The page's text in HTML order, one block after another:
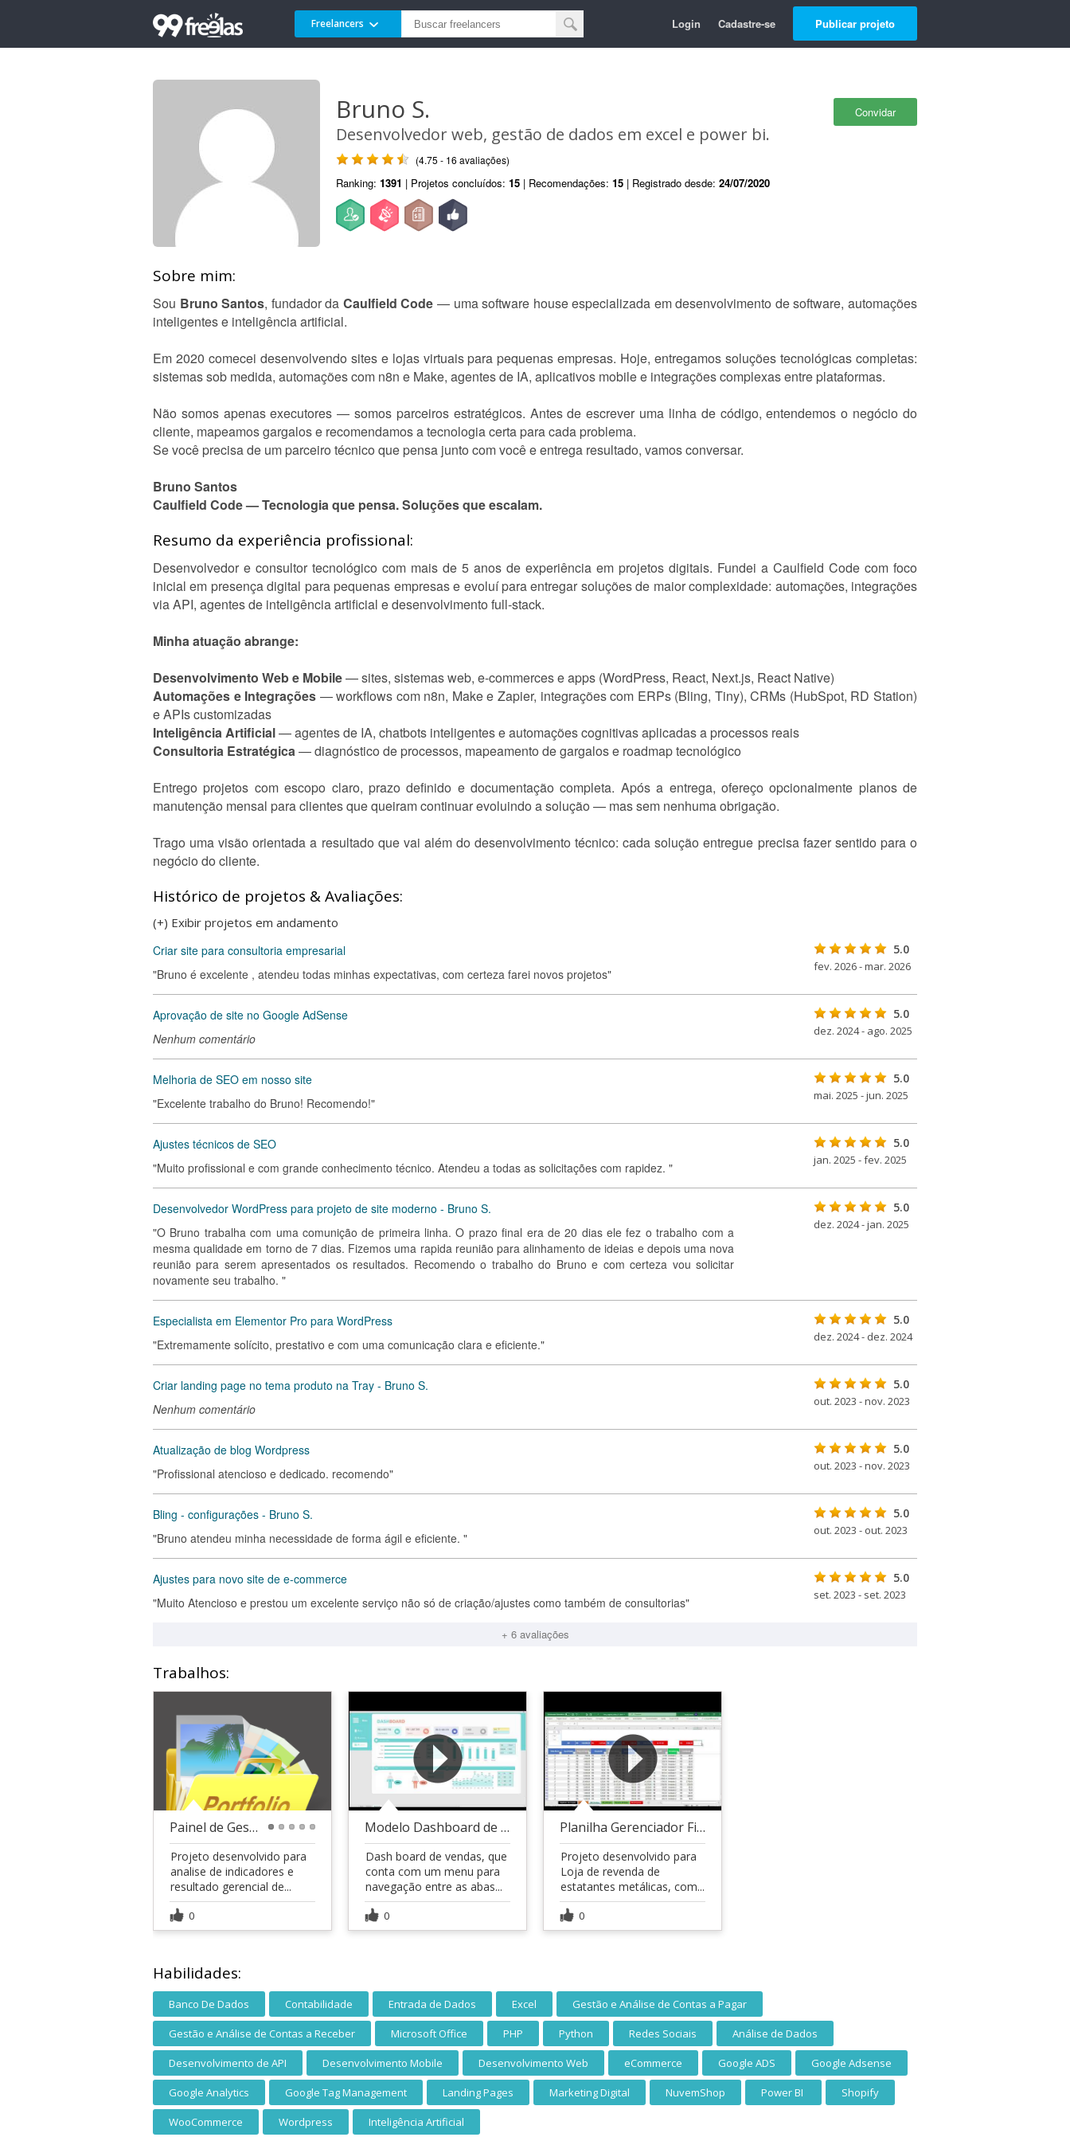
Freelancers Login Cadastre-se Publicar projeto
Convidar
Bruno S.
Desenvolvedor web, gestão de dados em excel e power bi.
(4.75 - 16 avaliações)
Ranking: 1391 | Projetos concluídos: 15 | Recomendações: 15 | Registrado desde: 24/07/2020
Sobre mim:
Sou Bruno Santos, fundador da Caulfield Code — uma software house especializada em desenvolvimento de software, automações
inteligentes e inteligência artificial.
Em 2020 comecei desenvolvendo sites e lojas virtuais para pequenas empresas. Hoje, entregamos soluções tecnológicas completas:
sistemas sob medida, automações com n8n e Make, agentes de IA, aplicativos mobile e integrações complexas entre plataformas.
Não somos apenas executores — somos parceiros estratégicos. Antes de escrever uma linha de código, entendemos o negócio do
cliente, mapeamos gargalos e recomendamos a tecnologia certa para cada problema.
Se você precisa de um parceiro técnico que pensa junto com você e entrega resultado, vamos conversar.
Bruno Santos
Caulfield Code — Tecnologia que pensa. Soluções que escalam.
Resumo da experiência profissional:
Desenvolvedor e consultor tecnológico com mais de 5 anos de experiência em projetos digitais. Fundei a Caulfield Code com foco
inicial em presença digital para pequenas empresas e evoluí para entregar soluções de maior complexidade: automações, integrações
via API, agentes de inteligência artificial e desenvolvimento full-stack.
Minha atuação abrange:
Desenvolvimento Web e Mobile— sites, sistemas web, e-commerces e apps (WordPress, React, Next.js, React Native)
Automações e Integrações — workflows com n8n, Make e Zapier, integrações com ERPs (Bling, Tiny), CRMs (HubSpot, RD Station)
e APIs customizadas
Inteligência Artificial— agentes de IA, chatbots inteligentes e automações cognitivas aplicadas a processos reais
Consultoria Estratégica— diagnóstico de processos, mapeamento de gargalos e roadmap tecnológico
Entrego projetos com escopo claro, prazo definido e documentação completa. Após a entrega, ofereço opcionalmente planos de
manutenção mensal para clientes que queiram continuar evoluindo a solução — mas sem nenhuma obrigação.
Trago uma visão orientada a resultado que vai além do desenvolvimento técnico: cada solução entregue precisa fazer sentido para o
negócio do cliente.
Histórico de projetos & Avaliações:
(+) Exibir projetos em andamento
Criar site para consultoria empresarial
"Bruno é excelente , atendeu todas minhas expectativas, com certeza farei novos projetos"
5.0
fev. 2026 - mar. 2026
Aprovação de site no Google AdSense
Nenhum comentário
5.0
dez. 2024 - ago. 2025
Melhoria de SEO em nosso site
"Excelente trabalho do Bruno! Recomendo!"
5.0
mai. 2025 - jun. 2025
Ajustes técnicos de SEO
"Muito profissional e com grande conhecimento técnico. Atendeu a todas as solicitações com rapidez. "
5.0
jan. 2025 - fev. 2025
Desenvolvedor WordPress para projeto de site moderno - Bruno S.
"O Bruno trabalha com uma comunição de primeira linha. O prazo final era de 20 dias ele fez o trabalho com a
mesma qualidade em torno de 7 dias. Fizemos uma rapida reunião para alinhamento de ideias e depois uma nova
reunião para serem apresentados os resultados. Recomendo o trabalho do Bruno e com certeza vou solicitar
novamente seu trabalho. "
5.0
dez. 2024 - jan. 2025
Especialista em Elementor Pro para WordPress
"Extremamente solícito, prestativo e com uma comunicação clara e eficiente."
5.0
dez. 2024 - dez. 2024
Criar landing page no tema produto na Tray - Bruno S.
Nenhum comentário
5.0
out. 2023 - nov. 2023
Atualização de blog Wordpress
"Profissional atencioso e dedicado. recomendo"
5.0
out. 2023 - nov. 2023
Bling - configurações - Bruno S.
"Bruno atendeu minha necessidade de forma ágil e eficiente. "
5.0
out. 2023 - out. 2023
Ajustes para novo site de e-commerce
"Muito Atencioso e prestou um excelente serviço não só de criação/ajustes como também de consultorias"
5.0
set. 2023 - set. 2023
+ 6 avaliações
Trabalhos:
Painel de Gestão de Resultado
Projeto desenvolvido para
analise de indicadores e
resultado gerencial de...
0
Modelo Dashboard de Vendas em Excel
Dash board de vendas, que
conta com um menu para
navegação entre as abas...
0
Planilha Gerenciador Financeiro, Estoque e Vendas
Projeto desenvolvido para
Loja de revenda de
estatantes metálicas, com...
0
Habilidades:
Banco De Dados Contabilidade Entrada de Dados Excel Gestão e Análise de Contas a Pagar
Gestão e Análise de Contas a Receber Microsoft Office PHP Python Redes Sociais Análise de Dados
Desenvolvimento de API Desenvolvimento Mobile Desenvolvimento Web eCommerce Google ADS Google Adsense
Google Analytics Google Tag Management Landing Pages Marketing Digital NuvemShop Power BI Shopify
WooCommerce Wordpress Inteligência Artificial